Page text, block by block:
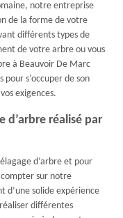
notre entreprise
de la forme de votre
différents types de
de votre arbre ou vous
à Beauvoir De Marc
s’occuper de son
exigences.
d’arbre réalisé par
d’arbre et pour
compter sur notre
d’une solide expérience
différentes